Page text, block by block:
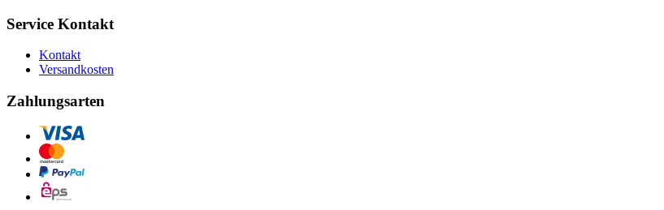
Service Kontakt
Kontakt
Versandkosten
Zahlungsarten